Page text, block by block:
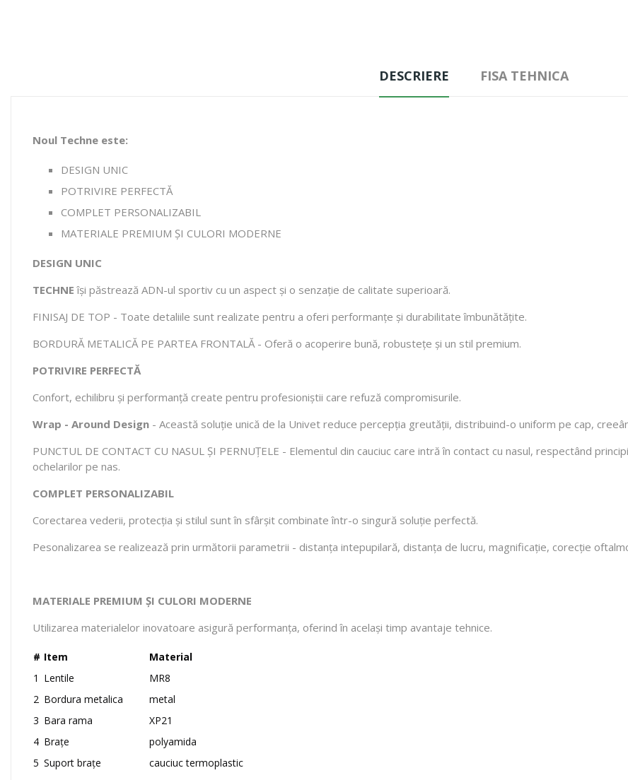
DESCRIERE FISA TEHNICA
Noul Techne este:
DESIGN UNIC
POTRIVIRE PERFECTĂ
COMPLET PERSONALIZABIL
MATERIALE PREMIUM ȘI CULORI MODERNE
DESIGN UNIC
TECHNE își păstrează ADN-ul sportiv cu un aspect și o senzație de calitate superioară.
FINISAJ DE TOP - Toate detaliile sunt realizate pentru a oferi performanțe și durabilitate îmbunătățite.
BORDURĂ METALICĂ PE PARTEA FRONTALĂ - Oferă o acoperire bună, robustețe și un stil premium.
POTRIVIRE PERFECTĂ
Confort, echilibru și performanță create pentru profesioniștii care refuză compromisurile.
Wrap - Around Design - Această soluție unică de la Univet reduce percepția greutății, distribuind-o uniform pe cap,
PUNCTUL DE CONTACT CU NASUL ȘI PERNUȚELE - Elementul din cauciuc care intră în contact cu nasul, respectând
ochelarilor pe nas.
COMPLET PERSONALIZABIL
Corectarea vederii, protecția și stilul sunt în sfârșit combinate într-o singură soluție perfectă.
Pesonalizarea se realizează prin următorii parametrii - distanța intepupilară, distanța de lucru, magnificație, corecție
MATERIALE PREMIUM ȘI CULORI MODERNE
Utilizarea materialelor inovatoare asigură performanța, oferind în același timp avantaje tehnice.
# Item
Material
1 Lentile
MR8
2 Bordura metalica
metal
3 Bara rama
XP21
4 Brațe
polyamida
5 Suport brațe
cauciuc termoplastic